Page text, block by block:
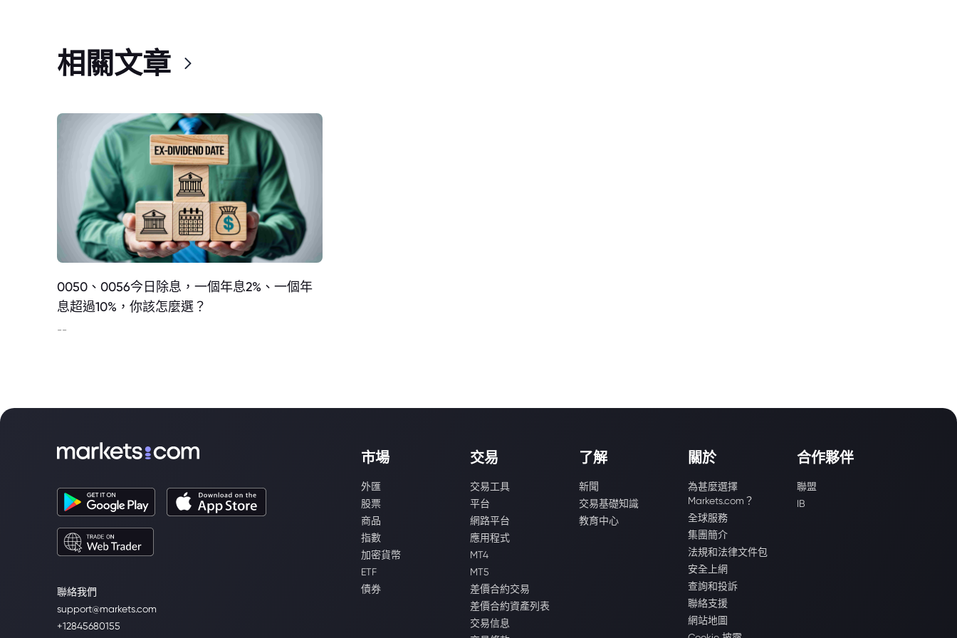
相關文章
0050、0056今日除息，一個年息2%、一個年
息超過10%，你該怎麼選？
--
聯絡我們
support@markets.com
+12845680155
市場
外匯
股票
商品
指數
加密貨幣
ETF
債券
交易
交易工具
平台
網路平台
應用程式
MT4
MT5
差價合約交易
差價合約資產列表
交易信息
了解
新聞
交易基礎知識
教育中心
關於
為甚麼選擇
Markets.com？
全球服務
集團簡介
法規和法律文件包
安全上網
查詢和投訴
聯絡支援
網站地圖
合作夥伴
聯盟
IB